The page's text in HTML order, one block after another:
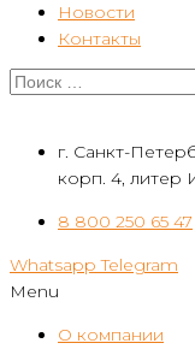
Новости
Контакты
г. Санкт-
корп. 4, литер
8 800 250 65 47
Whatsapp Telegram
Menu
О компании